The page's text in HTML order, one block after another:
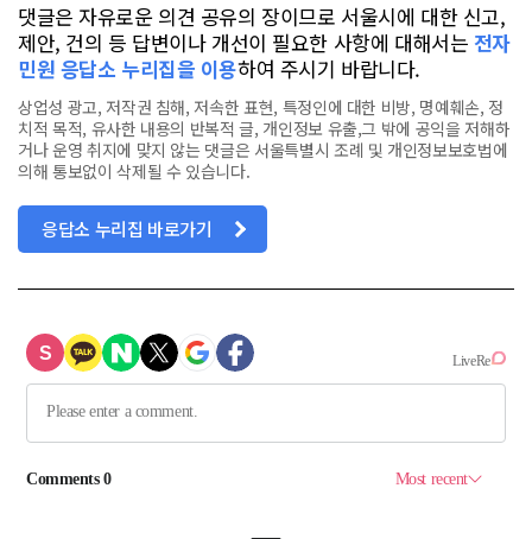
댓글은 자유로운 의견 공유의 장이므로 서울시에 대한 신고,
제안, 건의 등 답변이나 개선이 필요한 사항에 대해서는 전자
민원 응답소 누리집을 이용하여 주시기 바랍니다.
상업성 광고, 저작권 침해, 저속한 표현, 특정인에 대한 비방, 명예훼손, 정
치적 목적, 유사한 내용의 반복적 글, 개인정보 유출,그 밖에 공익을 저해하
거나 운영 취지에 맞지 않는 댓글은 서울특별시 조례 및 개인정보보호법에
의해 통보없이 삭제될 수 있습니다.
응답소 누리집 바로가기